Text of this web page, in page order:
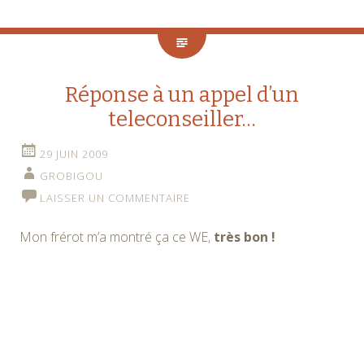
Réponse à un appel d’un
teleconseiller…
29 JUIN 2009
GROBIGOU
LAISSER UN COMMENTAIRE
Mon frérot m’a montré ça ce WE, très bon !